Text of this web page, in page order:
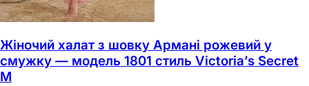
Жіночий халат з шовку Армані рожевий у
смужку — модель 1801 стиль Victoria’s Secret
M